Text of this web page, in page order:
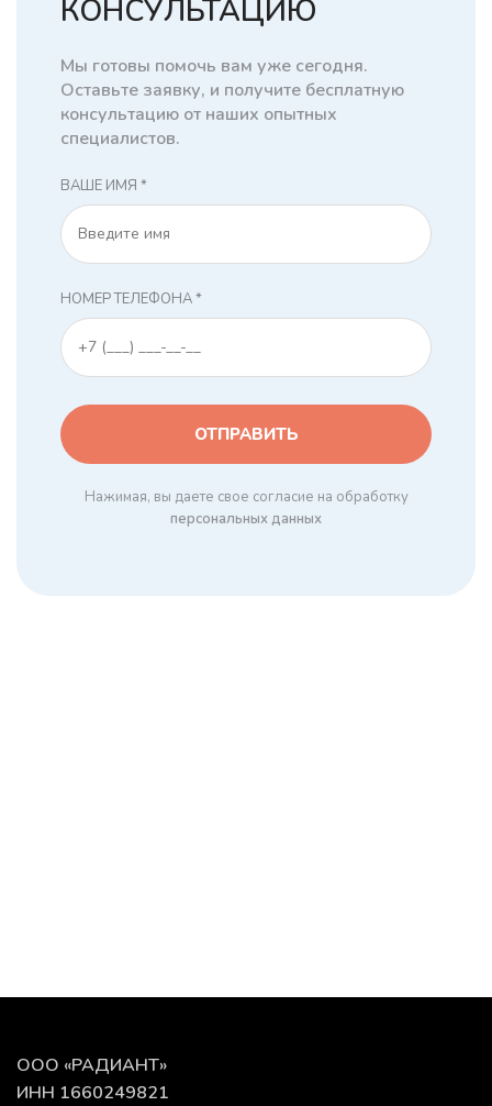
КОНСУЛЬТАЦИЮ
Мы готовы помочь вам уже сегодня.
Оставьте заявку, и получите бесплатную
консультацию от наших опытных
специалистов.
ВАШЕ ИМЯ *
НОМЕР ТЕЛЕФОНА *
Нажимая, вы даете свое согласие на обработку
персональных данных
ООО «РАДИАНТ»
ИНН 1660249821